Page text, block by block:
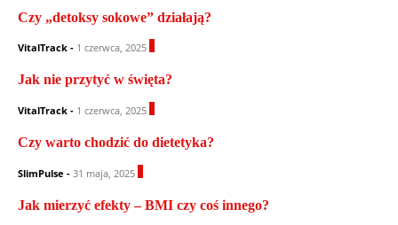
Czy „detoksy sokowe” działają?
VitalTrack - 1 czerwca, 2025
Jak nie przytyć w święta?
VitalTrack - 1 czerwca, 2025
Czy warto chodzić do dietetyka?
SlimPulse - 31 maja, 2025
Jak mierzyć efekty – BMI czy coś innego?